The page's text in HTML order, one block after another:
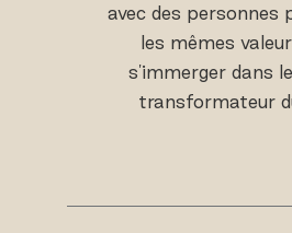
avec des personnes
les mêmes
s'immerger dans
transformateur